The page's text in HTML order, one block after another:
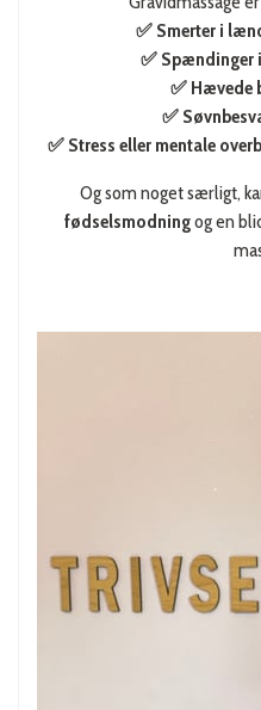
✅ Smerter i
✅ Spændinger
✅ Hævede
✅
✅ Stress eller mentale
Og som noget særligt,
fødselsmodningog en